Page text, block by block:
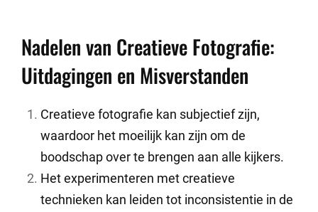
Nadelen van Creatieve Fotografie:
Uitdagingen en Misverstanden
Creatieve fotografie kan subjectief zijn,
waardoor het moeilijk kan zijn om de
boodschap over te brengen aan alle kijkers.
Het experimenteren met creatieve
technieken kan leiden tot inconsistentie in de